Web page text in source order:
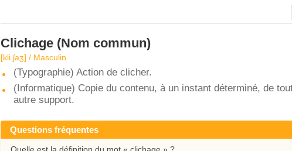
Clichage (Nom commun)
[kli.ʃaʒ] / Masculin
(Typographie) Action de clicher.
(Informatique) Copie du contenu, à un instant déterminé, de
autre support.
Questions fréquentes